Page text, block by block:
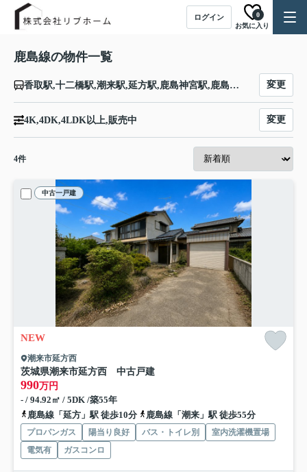
ログイン
お気に入り
0
鹿島線の物件一覧
香取駅,十二橋駅,潮来駅,延方駅,鹿島神宮駅,鹿島サッカースタジア駅 変更
4K,4DK,4LDK以上,販売中 変更
4件
中古一戸建
NEW
潮来市延方西
茨城県潮来市延方西 中古戸建
990万円
- / 94.92㎡ / 5DK /築55年
鹿島線「延方」駅 徒歩10分
鹿島線「潮来」駅 徒歩55分
プロパンガス 陽当り良好 バス・トイレ別
室内洗濯機置場
電気有
ガスコンロ